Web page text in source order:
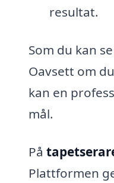
resultat.
Som du kan
Oavsett om
kan en
mål.
På
Plattformen